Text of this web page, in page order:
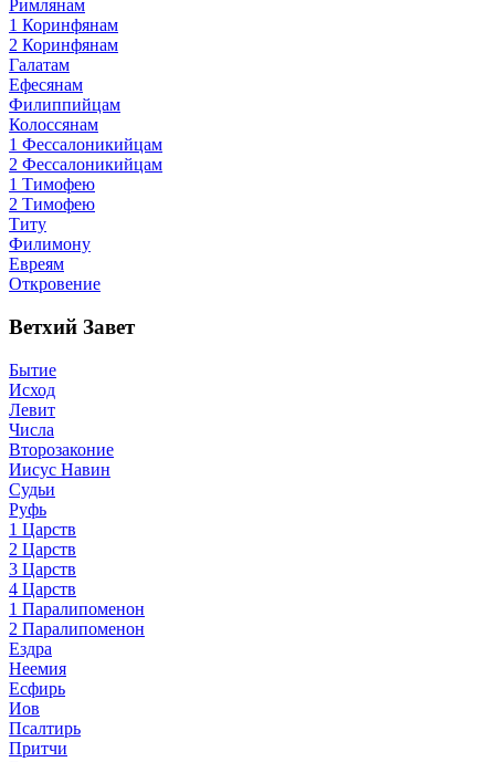
Римлянам
1 Коринфянам
2 Коринфянам
Галатам
Ефесянам
Филиппийцам
Колоссянам
1 Фессалоникийцам
2 Фессалоникийцам
1 Тимофею
2 Тимофею
Титу
Филимону
Евреям
Откровение
Ветхий Завет
Бытие
Исход
Левит
Числа
Второзаконие
Иисус Навин
Судьи
Руфь
1 Царств
2 Царств
3 Царств
4 Царств
1 Паралипоменон
2 Паралипоменон
Ездра
Неемия
Есфирь
Иов
Псалтирь
Притчи